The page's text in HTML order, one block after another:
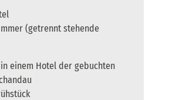
(getrennt stehende
einem Hotel der gebuchten